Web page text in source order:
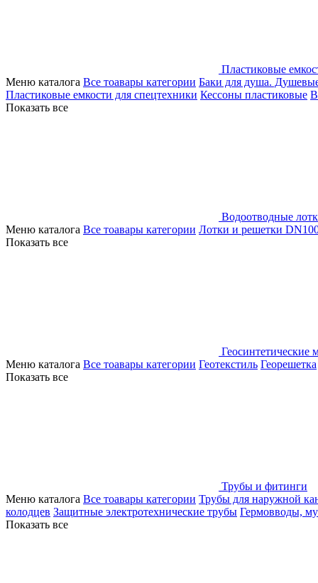
Пластиковые
Меню каталога Все тоавары категории Баки для душа.
Пластиковые емкости для спецтехники Кессоны пластиковые
Показать все
Водоотводные
Меню каталога Все тоавары категории Лотки и решетки
Показать все
Геосинтетические
Меню каталога Все тоавары категории Геотекстиль Георешетка
Показать все
Трубы и фитинги
Меню каталога Все тоавары категории Трубы для наружной
колодцев Защитные электротехнические трубы Гермовводы,
Показать все